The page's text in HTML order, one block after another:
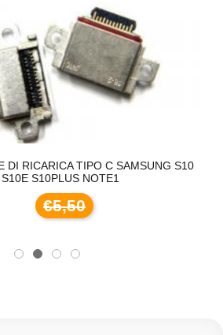
RICARICA TIPO C SAMSUNG S10
S10PLUS NOTE1
€5,50